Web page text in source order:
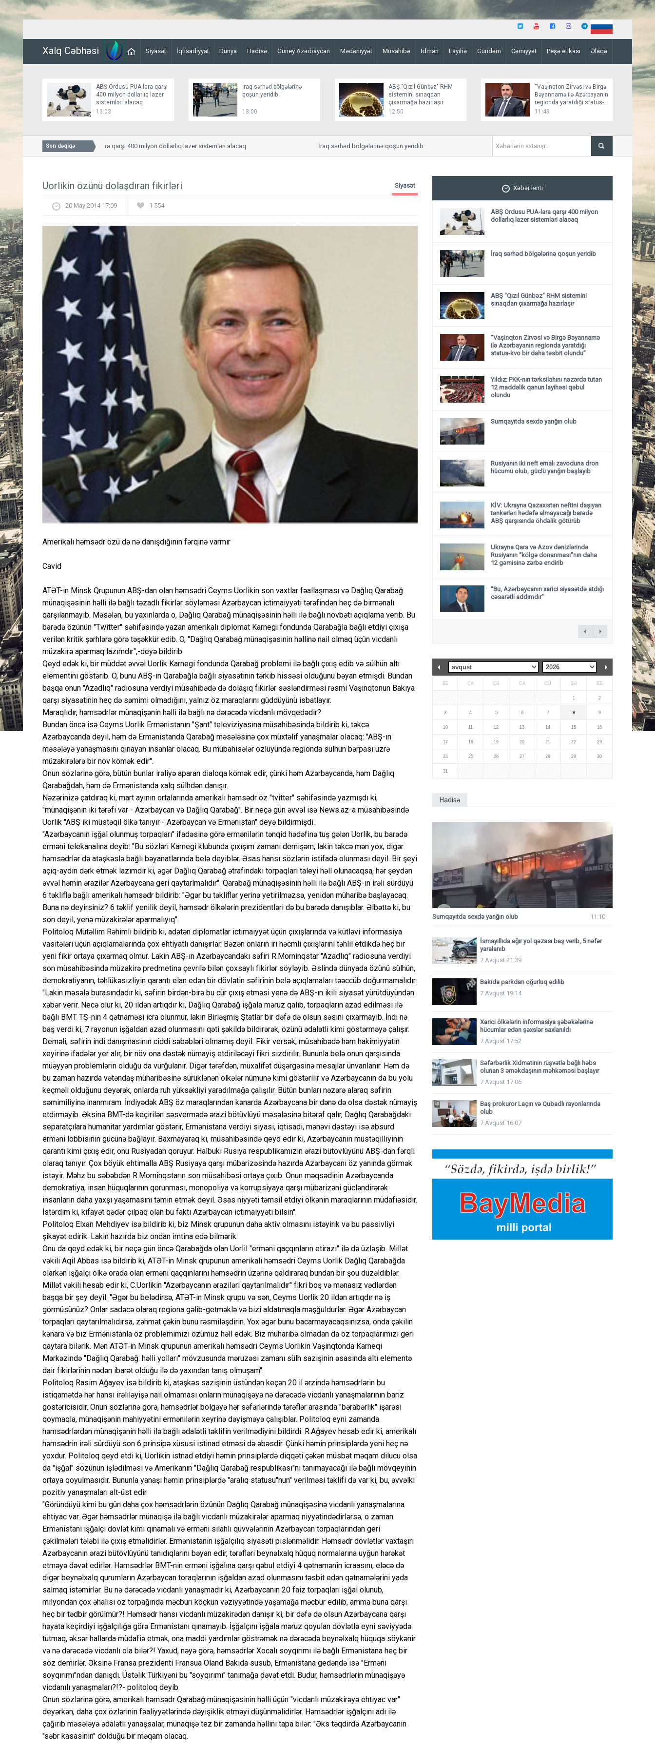
Xalq Cəbhəsi Siyasət İqtisadiyyat Dünya Hadisə Güney Azərbaycan Mədəniyyət Müsahibə İdman Layihə Gündəm Cəmiyyət Peşə etikası Əlaqə
ABŞ Ordusu PUA-lara qarşı
400 milyon dollarlıq lazer
sistemləri alacaq
13:03
İraq sərhəd bölgələrinə
qoşun yeridib
13:00
ABŞ "Qızıl Günbəz" RHM
sistemini sınaqdan
çıxarmağa hazırlaşır
12:50
“Vaşinqton Zirvəsi və Birgə
Bəyannamə ilə Azərbayanın
regionda yaratdığı status-
kvo bir daha təsbit olundu”
11:49
Son dəqiqə
ABŞ Ordusu PUA-lara qarşı 400 milyon dollarlıq lazer sistemləri alacaq İraq sərhəd bölgələrinə qoşun yeridib ABŞ "Qızıl Günbəz" RHM
Uorlikin özünü dolaşdıran fikirləri Siyasət
20 May 2014 17:09 1 554
Amerikalı həmsədr özü də nə danışdığının fərqinə varmır
Cavid
ATƏT-in Minsk Qrupunun ABŞ-dan olan həmsədri Ceyms Uorlikin son vaxtlar fəallaşması və Dağlıq Qarabağ
münaqişəsinin həlli ilə bağlı təzadlı fikirlər söyləməsi Azərbaycan ictimaiyyəti tərəfindən heç də birmənalı
qarşılanmayıb. Məsələn, bu yaxınlarda o, Dağlıq Qarabağ münaqişəsinin həlli ilə bağlı növbəti açıqlama verib. Bu
barədə özünün "Twitter" səhifəsində yazan amerikalı diplomat Karnegi fondunda Qarabağla bağlı etdiyi çıxışa
verilən kritik şərhlərə görə təşəkkür edib. O, "Dağlıq Qarabağ münaqişəsinin həllinə nail olmaq üçün vicdanlı
müzakirə aparmaq lazımdır",-deyə bildirib.
Qeyd edək ki, bir müddət əvvəl Uorlik Karnegi fondunda Qarabağ problemi ilə bağlı çıxış edib və sülhün altı
elementini göstərib. O, bunu ABŞ-ın Qarabağla bağlı siyasətinin tərkib hissəsi olduğunu bəyan etmişdi. Bundan
başqa onun "Azadlıq" radiosuna verdiyi müsahibədə də dolaşıq fikirlər səsləndirməsi rəsmi Vaşinqtonun Bakıya
qarşı siyasətinin heç də səmimi olmadığını, yalnız öz maraqlarını güddüyünü isbatlayır.
Maraqlıdır, həmsədrlər münaqişənin həlli ilə bağlı nə dərəcədə vicdanlı mövqedədir?
Bundan öncə isə Ceyms Uorlik Ermənistanın "Şant" televiziyasına müsahibəsində bildirib ki, təkcə
Azərbaycanda deyil, həm də Ermənistanda Qarabağ məsələsinə çox müxtəlif yanaşmalar olacaq: "ABŞ-ın
məsələyə yanaşmasını qınayan insanlar olacaq. Bu mübahisələr özlüyündə regionda sülhün bərpası üzrə
müzakirələrə bir növ kömək edir".
Onun sözlərinə görə, bütün bunlar irəliyə aparan dialoqa kömək edir, çünki həm Azərbaycanda, həm Dağlıq
Qarabağdah, həm də Ermənistanda xalq sülhdən danışır.
Nəzərinizə çatdıraq ki, mart ayının ortalarında amerikalı həmsədr öz "tvitter" səhifəsində yazmışdı ki,
"münaqişənin iki tərəfi var - Azərbaycan və Dağlıq Qarabağ". Bir neçə gün əvvəl isə News.az-a müsahibəsində
Uorlik "ABŞ iki müstəqil ölkə tanıyır - Azərbaycan və Ermənistan" deyə bildirmişdi.
"Azərbaycanın işğal olunmuş torpaqları" ifadəsinə görə ermənilərin tənqid hədəfinə tuş gələn Uorlik, bu barədə
erməni telekanalına deyib: "Bu sözləri Karnegi klubunda çıxışım zamanı demişəm, lakin təkcə mən yox, digər
həmsədrlər də atəşkəslə bağlı bəyanatlarında belə deyiblər. Əsas hansı sözlərin istifadə olunması deyil. Bir şeyi
açıq-aydın dərk etmək lazımdır ki, əgər Dağlıq Qarabağ ətrafındakı torpaqları taleyi həll olunacaqsa, hər şeydən
əvvəl həmin ərazilər Azərbaycana geri qaytarlmalıdır". Qarabağ münaqişəsinin həlli ilə bağlı ABŞ-ın irəli sürdüyü
6 təkliflə bağlı amerikalı həmsədr bildirib: "Əgər bu təkliflər yerinə yetirilməzsə, yenidən müharibə başlayacaq.
Buna nə deyirsiniz? 6 təklif yenilik deyil, həmsədr ölkələrin prezidentləri də bu barədə danışıblar. Əlbəttə ki, bu
son deyil, yenə müzakirələr aparmalıyıq".
Politoloq Mütəllim Rəhimli bildirib ki, adətən diplomatlar ictimaiyyət üçün çıxışlarında və kütləvi informasiya
vasitələri üçün açıqlamalarında çox ehtiyatlı danışırlar. Bəzən onların iri həcmli çıxışlarını təhlil etdikdə heç bir
yeni fikir ortaya çıxarmaq olmur. Lakin ABŞ-ın Azərbaycandakı səfiri R.Morninqstar "Azadlıq" radiosuna verdiyi
son müsahibəsində müzakirə predmetinə çevrilə bilən çoxsaylı fikirlər söyləyib. Əslində dünyada özünü sülhün,
demokratiyanın, təhlükəsizliyin qarantı elan edən bir dövlətin səfirinin belə açıqlamaları təəccüb doğurmamalıdır:
"Lakin məsələ burasındadır ki, səfirin birdən-birə bu cür çıxış etməsi yenə də ABŞ-ın ikili siyasət yürütdüyündən
xəbər verir. Necə olur ki, 20 ildən artıqdır ki, Dağlıq Qarabağ işğala məruz qalıb, torpaqların azad edilməsi ilə
bağlı BMT TŞ-nin 4 qətnaməsi icra olunmur, lakin Birləşmiş Ştatlar bir dəfə də olsun səsini çıxarmayıb. İndi nə
baş verdi ki, 7 rayonun işğaldan azad olunmasını qəti şəkildə bildirərək, özünü ədalətli kimi göstərməyə çalışır.
Deməli, səfirin indi danışmasının ciddi səbəbləri olmamış deyil. Fikir versək, müsahibədə həm hakimiyyətin
xeyirinə ifadələr yer alır, bir növ ona dəstək nümayiş etdiriləcəyi fikri sızdırılır. Bununla belə onun qarşısında
müəyyən problemlərin olduğu da vurğulanır. Digər tərəfdən, müxalifət düşərgəsinə mesajlar ünvanlanır. Həm də
bu zaman hazırda vətəndaş müharibəsinə sürüklənən ölkələr nümunə kimi göstərilir və Azərbaycanın da bu yolu
keçməli olduğunu deyərək, onlarda ruh yüksəkliyi yaradılmağa çalışılır. Bütün bunları nəzərə alaraq səfirin
səmimiliyinə inanmıram. İndiyədək ABŞ öz maraqlarından kənarda Azərbaycana bir dənə də olsa dəstək nümayiş
etdirməyib. Əksinə BMT-də keçirilən səsvermədə ərazi bötüvlüyü məsələsinə bitərəf qalır, Dağlıq Qarabağdakı
separatçılara humanitar yardımlar göstərir, Ermənistana verdiyi siyasi, iqtisadi, mənəvi dəstəyi isə absurd
erməni lobbisinin gücünə bağlayır. Baxmayaraq ki, müsahibəsində qeyd edir ki, Azərbaycanın müstəqilliyinin
qarantı kimi çıxış edir, onu Rusiyadan qoruyur. Halbuki Rusiya respublikamızın ərazi bütövlüyünü ABŞ-dan fərqli
olaraq tanıyır. Çox böyük ehtimalla ABŞ Rusiyaya qarşı mübarizəsində hazırda Azərbaycanı öz yanında görmək
istəyir. Məhz bu səbəbdən R.Morninqstarın son müsahibəsi ortaya çıxıb. Onun məqsədinin Azərbaycanda
demokratiya, insan hüquqlarının qorunması, monopoliya və korrupsiyaya qarşı mübarizəni gücləndirərək
insanların daha yaxşı yaşamasını təmin etmək deyil. Əsas niyyəti təmsil etdiyi ölkənin maraqlarının müdafiəsidir.
İstərdim ki, kifayət qədər çılpaq olan bu faktı Azərbaycan ictimaiyyəti bilsin".
Politoloq Elxan Mehdiyev isə bildirib ki, biz Minsk qrupunun daha aktiv olmasını istəyirik və bu passivliyi
şikayət edirik. Lakin hazırda biz ondan imtina edə bilmərik.
Onu da qeyd edək ki, bir neçə gün öncə Qarabağda olan Uorlil "erməni qaçqınların etirazı" ilə də üzləşib. Millət
vəkili Aqil Abbas isə bildirib ki, ATƏT-in Minsk qrupunun amerikalı həmsədri Ceyms Uorlik Dağlıq Qarabağda
olarkən işğalçı ölkə orada olan erməni qaçqınlarını həmsədrin üzərinə qaldıraraq bundan bir şou düzəldiblər.
Millət vəkili hesab edir ki, C.Uorlikin "Azərbaycanın əraziləri qaytarılmalıdır" fikri boş və mənasız vədlərdən
başqa bir şey deyil: "Əgər bu belədirsə, ATƏT-in Minsk qrupu və sən, Ceyms Uorlik 20 ildən artıqdır nə iş
görmüsünüz? Onlar sadəcə olaraq regiona gəlib-getməklə və bizi aldatmaqla məşğuldurlar. Əgər Azərbaycan
torpaqları qaytarılmalıdırsa, zəhmət çəkin bunu rəsmiləşdirin. Yox əgər bunu bacarmayacaqsınızsa, onda çəkilin
kənara və biz Ermənistanla öz problemimizi özümüz həll edək. Biz müharibə olmadan da öz torpaqlarımızı geri
qaytara bilərik. Mən ATƏT-in Minsk qrupunun amerikalı həmsədri Ceyms Uorlikin Vaşinqtonda Karneqi
Mərkəzində "Dağlıq Qarabağ: həlli yolları" mövzusunda məruzəsi zamanı sülh sazişinin əsasında altı elementə
dair fikirlərinin nədən ibarət olduğu ilə də yaxından tanış olmuşam".
Politoloq Rasim Ağayev isə bildirib ki, atəşkəs sazişinin üstündən keçən 20 il ərzində həmsədrlərin bu
istiqamətdə hər hansı irəliləyişə nail olmaması onların münaqişəyə nə dərəcədə vicdanlı yanaşmalarının bariz
göstəricisidir. Onun sözlərinə görə, həmsədrlər bölgəyə hər səfərlərində tərəflər arasında "bərabərlik" işarəsi
qoymaqla, münaqişənin mahiyyətini ermənilərin xeyrinə dəyişməyə çalışıblar. Politoloq eyni zamanda
həmsədrlərdən münaqişənin həlli ilə bağlı ədalətli təklifin verilmədiyini bildirdi. R.Ağayev hesab edir ki, amerikalı
həmsədrin irəli sürdüyü son 6 prinsipə xüsusi istinad etməsi də əbəsdir. Çünki həmin prinsiplərdə yeni heç nə
yoxdur. Politoloq qeyd etdi ki, Uorlikin istnad etdiyi həmin prinsiplərdə diqqəti çəkən müsbət məqam dilucu olsa
da "işğal" sözünün işlədilməsi və Amerikanın "Dağlıq Qarabağ respublikası"nı tanımayacağı ilə bağlı mövqeyinin
ortaya qoyulmasıdır. Bununla yanaşı həmin prinsiplərdə "aralıq statusu"nun" verilməsi təklifi də var ki, bu, əvvəlki
pozitiv yanaşmaları alt-üst edir.
"Göründüyü kimi bu gün daha çox həmsədrlərin özünün Dağlıq Qarabağ münaqişəsinə vicdanlı yanaşmalarına
ehtiyac var. Əgər həmsədrlər münaqişə ilə bağlı vicdanlı müzakirələr aparmaq niyyətindədirlərsə, o zaman
Ermənistanı işğalçı dövlət kimi qınamalı və erməni silahlı qüvvələrinin Azərbaycan torpaqlarından geri
çəkilmələri tələbi ilə çıxış etməlidirlər. Ermənistanın işğalçılıq siyasəti pislənməlidir. Həmsədr dövlətlər vaxtaşırı
Azərbaycanın ərazi bütövlüyünü tanıdıqlarını bəyan edir, tərəfləri beynəlxalq hüquq normalarına uyğun hərəkət
etməyə dəvət edirlər. Həmsədrlər BMT-nin erməni işğalına qarşı qəbul etdiyi 4 qətnamənin icraasını, eləcə də
digər beynəlxalq qurumların Azərbaycan toraqlarının işğaldan azad olunmasını təsbit edən qətnamələrini yada
salmaq istəmirlər. Bu nə dərəcədə vicdanlı yanaşmadır ki, Azərbaycanın 20 faiz torpaqları işğal olunub,
milyondan çox əhalisi öz torpağında məcburi köçkün vəziyyətində yaşamağa məcbur edilib, amma buna qarşı
heç bir tədbir görülmür?! Həmsədr hansı vicdanlı müzakirədən danışır ki, bir dəfə də olsun Azərbaycana qarşı
həyata keçirdiyi işğalçılığa görə Ermənistanı qınamayıb. İşğalçını işğala məruz qoyulan dövlətlə eyni səviyyədə
tutmaq, əksər hallarda müdafiə etmək, ona maddi yardımlar göstrəmək nə dərəcədə beynəlxalq hüquqa söykənir
və nə dərəcədə vicdanlı ola bilər?! Yaxud, nəyə görə, həmsədrlər Xocalı soyqırımı ilə bağlı Ermənistana heç bir
söz demirlər. Əksinə Fransa prezidenti Fransua Oland Bakıda susub, Ermənistana gedəndə isə "Erməni
soyqırımı"ndan danışdı. Üstəlik Türkiyəni bu "soyqırımı" tanımağa dəvət etdi. Budur, həmsədrlərin münaqişəyə
vicdanılı yanaşmaları?!?- politoloq deyib.
Onun sözlərinə görə, amerikalı həmsədr Qarabağ münaqişəsinin həlli üçün "vicdanlı müzakirəyə ehtiyac var"
deyərkən, daha çox özlərinin fəaliyyətlərində dəyişiklik etməyi düşünməlidirlər. Həmsədrlər işğalçını adı ilə
çağırıb məsələyə ədalətli yanaşsalar, münaqişə tez bir zamanda həllini tapa bilər: "Əks təqdirdə Azərbaycanın
"səbr kasasının" dolduğu bir məqam olacaq.
Xəbər lenti
ABŞ Ordusu PUA-lara qarşı 400 milyon
dollarlıq lazer sistemləri alacaq
İraq sərhəd bölgələrinə qoşun yeridib
ABŞ "Qızıl Günbəz" RHM sistemini
sınaqdan çıxarmağa hazırlaşır
“Vaşinqton Zirvəsi və Birgə Bəyannamə
ilə Azərbayanın regionda yaratdığı
status-kvo bir daha təsbit olundu”
Yıldız: PKK-nın tərksilahını nəzərdə tutan
12 maddəlik qanun layihəsi qəbul
olundu ​​​​​​​
Sumqayıtda sexdə yanğın olub
Rusiyanın iki neft emalı zavoduna dron
hücumu olub, güclü yanğın başlayıb
KİV: Ukrayna Qazaxıstan neftini daşıyan
tankerləri hədəfə almayacağı barədə
ABŞ qarşısında öhdəlik götürüb
Ukrayna Qara və Azov dənizlərində
Rusiyanın “kölgə donanması”nın daha
12 gəmisinə zərbə endirib
“Bu, Azərbaycanın xarici siyasətdə atdığı
cəsarətli addımdır”
BE ÇA ÇƏ CA CÜ ŞƏ BZ
1 2
3 4 5 6 7 8 9
10 11 12 13 14 15 16
17 18 19 20 21 22 23
24 25 26 27 28 29 30
31
Hadisə
Sumqayıtda sexdə yanğın olub 11:10
İsmayıllıda ağır yol qəzası baş verib, 5 nəfər
yaralanıb
7 Avqust 21:39
Bakıda parkdan oğurluq edilib
7 Avqust 19:14
Xarici ölkələrin informasiya şəbəkələrinə
hücumlar edən şəxslər saxlanıldı
7 Avqust 17:52
Səfərbərlik Xidmətinin rüşvətlə bağlı həbs
olunan 3 əməkdaşının məhkəməsi başlayır
7 Avqust 17:06
Baş prokuror Laçın və Qubadlı rayonlarında
olub
7 Avqust 16:07